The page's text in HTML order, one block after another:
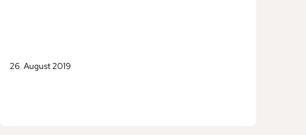
26. August 2019